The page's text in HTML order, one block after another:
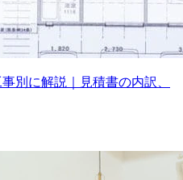
別に解説｜見積書の内訳、